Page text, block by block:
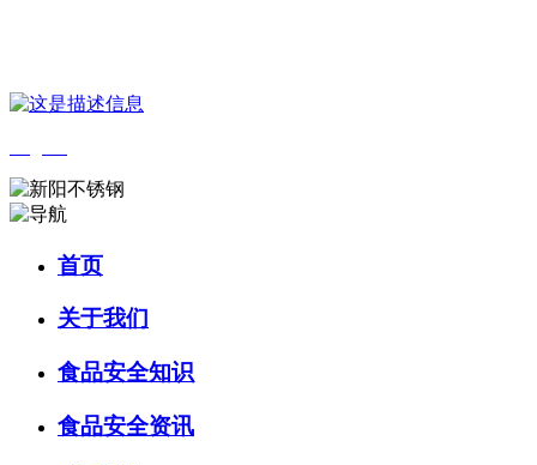
首页
关于我们
食品安全知识
食品安全资讯